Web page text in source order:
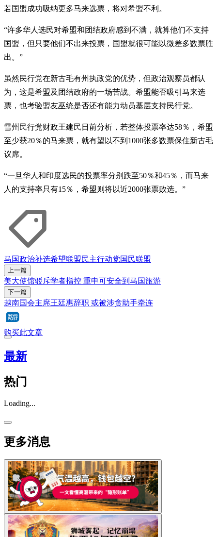
若国盟成功吸纳更多马来选票，将对希盟不利。
“许多华人选民对希盟和团结政府感到不满，就算他们不支持
国盟，但只要他们不出来投票，国盟就很可能以微差多数票胜
出。”
虽然民行党在新古毛有州执政党的优势，但政治观察员都认
为，这是希盟及团结政府的一场苦战。希盟能否吸引马来选
票，也考验盟友巫统是否还有能力动员基层支持民行党。
雪州民行党财政王建民日前分析，若整体投票率达58％，希盟
至少获20％的马来票，就有望以不到1000张多数票保住新古毛
议席。
“一旦华人和印度选民的投票率分别跌至50％和45％，而马来
人的支持率只有15％，希盟则将以近2000张票败选。”
马国政治补选希望联盟民主行动党国民联盟
上一篇
美大使馆驳斥学者指控 重申可安全到马国旅游
下一篇
越南国会主席王廷惠辞职 或被涉贪助手牵连
购买此文章
最新
热门
Loading...
更多消息